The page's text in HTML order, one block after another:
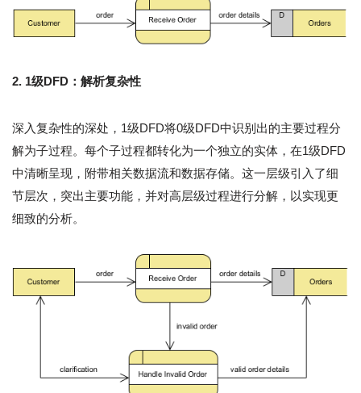
2. 1级DFD：解析复杂性
深入复杂性的深处，1级DFD将0级DFD中识别出的主要过程分
解为子过程。每个子过程都转化为一个独立的实体，在1级DFD
中清晰呈现，附带相关数据流和数据存储。这一层级引入了细
节层次，突出主要功能，并对高层级过程进行分解，以实现更
细致的分析。